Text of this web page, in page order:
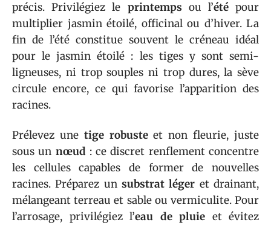
précis. Privilégiez le printemps ou l’étépour
multiplier jasmin étoilé, officinal ou d’hiver. La
fin de l’été constitue souvent le créneau idéal
pour le jasmin étoilé : les tiges y sont semi-
ligneuses, ni trop souples ni trop dures, la sève
circule encore, ce qui favorise l’apparition des
racines.
Prélevez une tige robusteet non fleurie, juste
sous un nœud : ce discret renflement concentre
les cellules capables de former de nouvelles
racines. Préparez un substrat léger et drainant,
mélangeant terreau et sable ou vermiculite. Pour
l’arrosage, privilégiez l’eau de pluie et évitez